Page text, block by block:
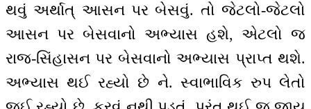
થવું અર્થાત્ આસન પર બેસવું. તો જેટલો-જેટલો
આસન પર બેસવાનો અભ્યાસ હશે, એટલો જ
રાજ-સિંહાસન પર બેસવાનો અભ્યાસ પ્રાપ્ત થશે.
અભ્યાસ થઈ રહ્યો છે ને. સ્વાભાવિક રુપ લેતો